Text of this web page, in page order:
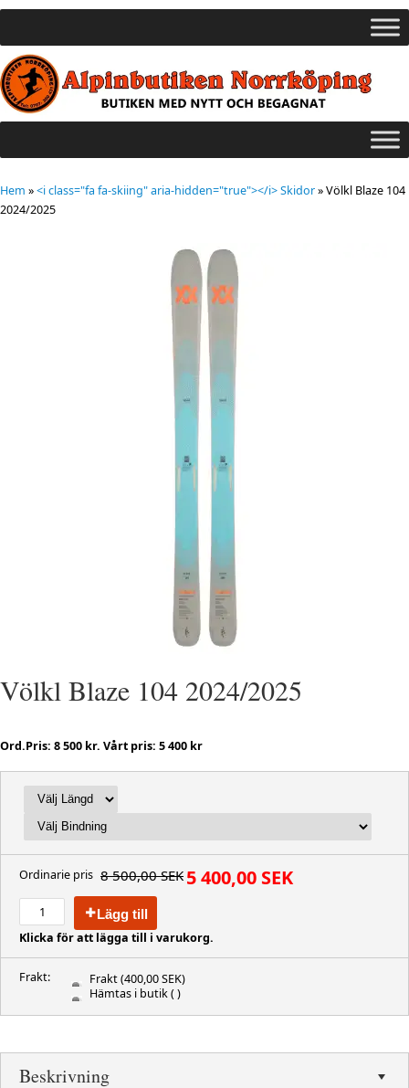
Hem »<i class="fa fa-skiing" aria-hidden="true"></i> Skidor»Völkl Blaze 104
2024/2025
Völkl Blaze 104 2024/2025
Ord.Pris: 8 500 kr. Vårt pris: 5 400 kr
Ordinarie pris 8 500,00 SEK 5 400,00 SEK
Lägg till
Klicka för att lägga till i varukorg.
Frakt: Frakt(400,00 SEK)
Hämtas i butik( )
Beskrivning